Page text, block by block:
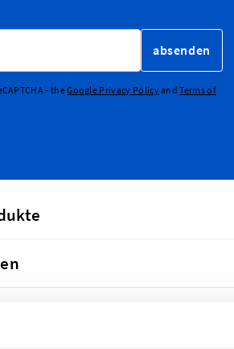
absenden
- theGoogle Privacy PolicyandTerms of